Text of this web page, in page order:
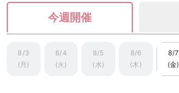
今週開催
8/3
(月)
8/4
(火)
8/5
(水)
8/6
(木)
8/7
(金)